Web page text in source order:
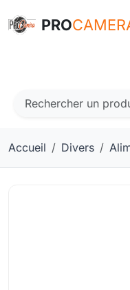
PRO
Accueil Divers